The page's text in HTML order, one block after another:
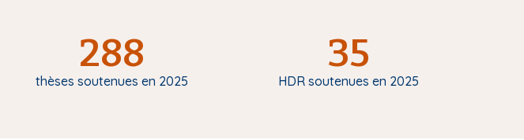
288
thèses soutenues en 2025
35
HDR soutenues en 2025